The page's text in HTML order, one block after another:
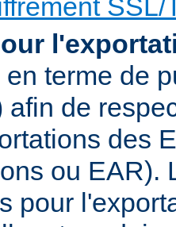
SSL/
terme de
afin de
des
ou EAR).
pour